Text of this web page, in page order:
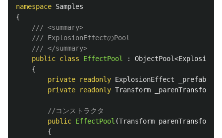
namespace Samples
{
/// <summary>
/// ExplosionEffectのPool
/// </summary>
public class EffectPool : ObjectPool<
{
private
readonly ExplosionEffect _prefab
private
readonly Transform _parenTransform
//コンストラクタ
public EffectPool (Transform parenTransform
{